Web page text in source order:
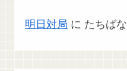
明日対局 に たちばな